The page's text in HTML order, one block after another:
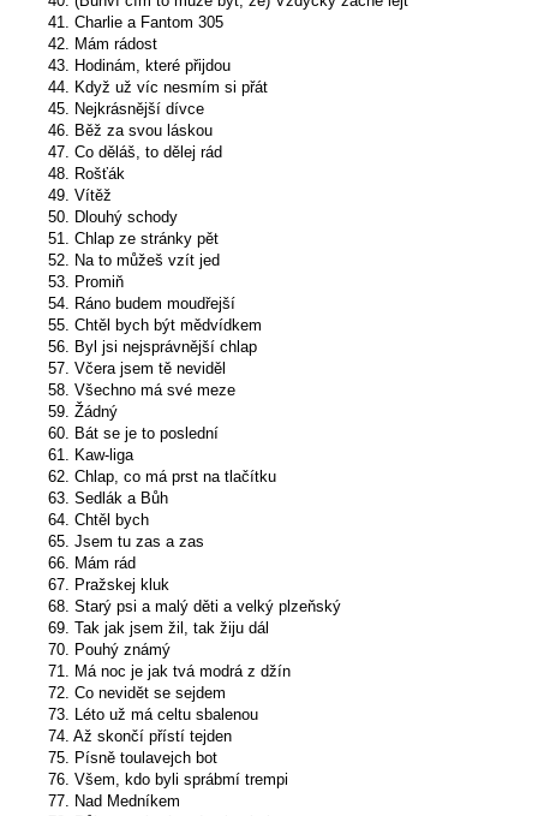
41. Charlie a Fantom 305
42. Mám rádost
43. Hodinám, které přijdou
44. Když už víc nesmím si přát
45. Nejkrásnější dívce
46. Běž za svou láskou
47. Co děláš, to dělej rád
48. Rošťák
49. Vítěž
50. Dlouhý schody
51. Chlap ze stránky pět
52. Na to můžeš vzít jed
53. Promiň
54. Ráno budem moudřejší
55. Chtěl bych být mědvídkem
56. Byl jsi nejsprávnější chlap
57. Včera jsem tě neviděl
58. Všechno má své meze
59. Žádný
60. Bát se je to poslední
61. Kaw-liga
62. Chlap, co má prst na tlačítku
63. Sedlák a Bůh
64. Chtěl bych
65. Jsem tu zas a zas
66. Mám rád
67. Pražskej kluk
68. Starý psi a malý děti a velký plzeňský
69. Tak jak jsem žil, tak žiju dál
70. Pouhý známý
71. Má noc je jak tvá modrá z džín
72. Co nevidět se sejdem
73. Léto už má celtu sbalenou
74. Až skončí přístí tejden
75. Písně toulavejch bot
76. Všem, kdo byli sprábmí trempi
77. Nad Medníkem